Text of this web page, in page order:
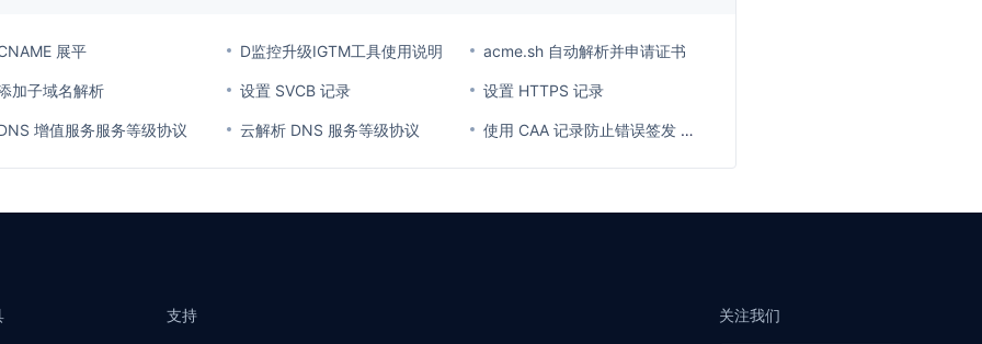
展平 D监控升级IGTM工具使用说明 acme.sh 自动解析并申请证书
加子域名解析 设置 SVCB 记录 设置 HTTPS 记录
增值服务服务等级协议 云解析 DNS 服务等级协议 使用 CAA 记录防止错误签发 SSL 证书
支持 关注我们